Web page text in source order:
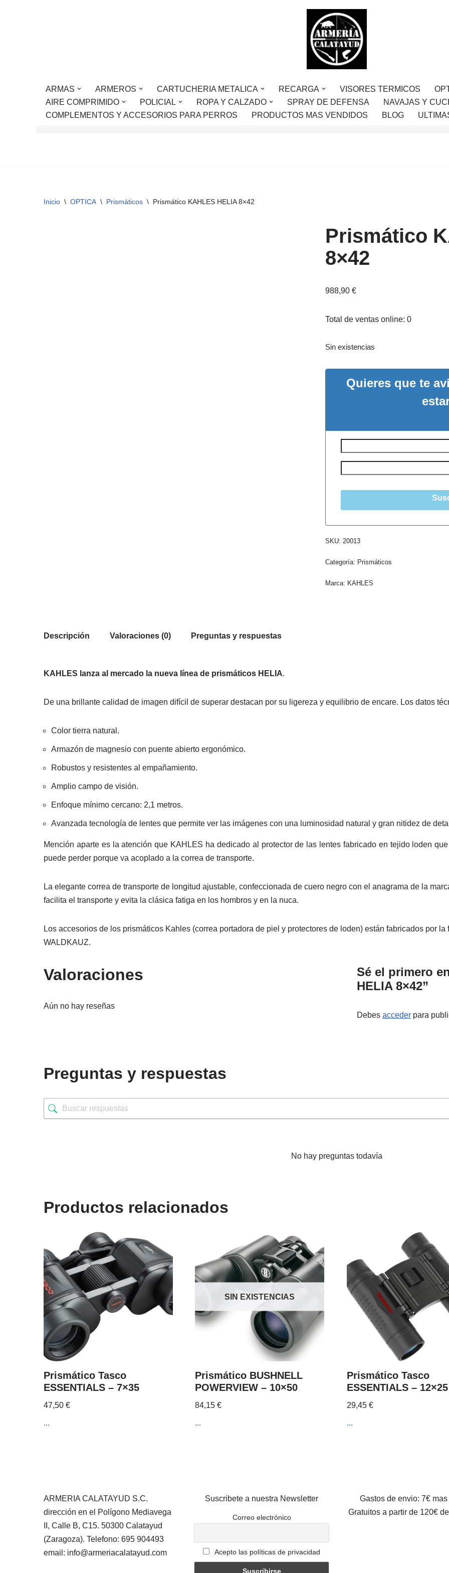
ARMAS ARMEROS CARTUCHERIA METALICA RECARGA VISORES TERMICOS
AIRE COMPRIMIDO
POLICIAL ROPA Y CALZADO SPRAY DE DEFENSA NAVAJAS Y
COMPLEMENTOS Y ACCESORIOS PARA PERROS
PRODUCTOS MAS VENDIDOS BLOG
Inicio \ OPTICA \ Prismáticos \ Prismático KAHLES HELIA 8×42
Prismático
8×42
988,90 €
Total de ventas online: 0
Sin existencias
Quieres que te
SKU: 20013
Categoría: Prismáticos
Marca: KAHLES
Descripción Valoraciones (0) Preguntas y respuestas
KAHLES lanza al mercado la nueva línea de prismáticos HELIA.
De una brillante calidad de imagen difícil de superar destacan por su ligereza y equilibrio de encare. Los datos
Color tierra natural.
Armazón de magnesio con puente abierto ergonómico.
Robustos y resistentes al empañamiento.
Amplio campo de visión.
Enfoque mínimo cercano: 2,1 metros.
Avanzada tecnología de lentes que permite ver las imágenes con una luminosidad natural y gran nitidez de
Mención aparte es la atención que KAHLES ha dedicado al protector de las lentes fabricado en tejido loden
puede perder porque va acoplado a la correa de transporte.
La elegante correa de transporte de longitud ajustable, confeccionada de cuero negro con el anagrama de la
facilita el transporte y evita la clásica fatiga en los hombros y en la nuca.
Los accesorios de los prismáticos Kahles (correa portadora de piel y protectores de loden) están fabricados por
WALDKAUZ.
Valoraciones
Aún no hay reseñas
Sé el primero
HELIA 8×42”
Debes acceder para
Preguntas y respuestas
No hay preguntas todavía
Productos relacionados
Prismático Tasco
ESSENTIALS – 7×35
47,50 €
...
SIN EXISTENCIAS
Prismático BUSHNELL
POWERVIEW – 10×50
84,15€
...
Prismático Tasco
ESSENTIALS – 12×25
29,45 €
...
ARMERIA CALATAYUD S.C.
dirección en el Polígono Mediavega
II, Calle B, C15. 50300 Calatayud
(Zaragoza). Telefono: 695 904493
email: info@armeriacalatayud.com
Suscribete a nuestra Newsletter
Correo electrónico
Acepto las políticas de privacidad
Gastos de envio: 7€ mas
Gratuitos a partir de 120€